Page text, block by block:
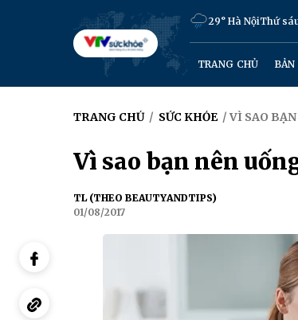
29° Hà NộiThứ
TRANG CHỦ
TRANG CHỦ / SỨC KHỎE / VÌ SAO BẠN
Vì sao bạn nên
TL (THEO BEAUTYANDTIPS)
01/08/2017